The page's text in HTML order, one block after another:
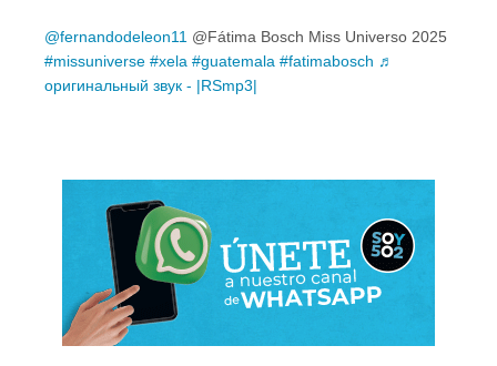
@fernandodeleon11 @Fátima Bosch Miss Universo 2025
#missuniverse #xela #guatemala #fatimabosch ♬
оригинальный звук - |RSmp3|